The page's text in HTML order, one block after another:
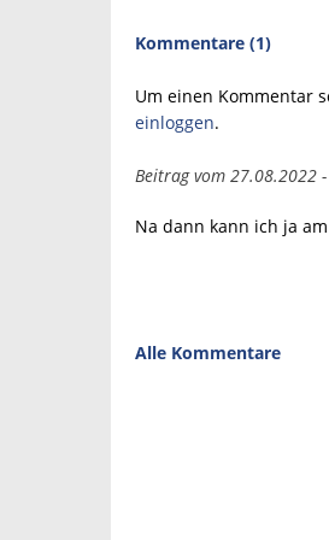
Kommentare (1)
Um einen Kommentar
einloggen.
Beitrag vom 27.08.2022
Na dann kann ich ja
Alle Kommentare